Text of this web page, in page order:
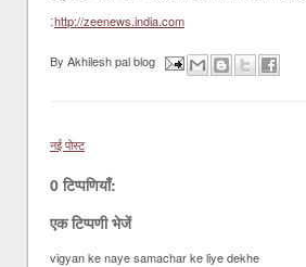
:http://zeenews.india.com
By Akhilesh pal blog
नई पोस्ट
0 टिप्पणियाँ:
एक टिप्पणी भेजें
vigyan ke naye samachar ke liye dekhe